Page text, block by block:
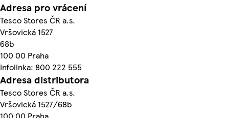
Adresa pro vrácení
Tesco Stores ČR a.s.
Vršovická 1527
68b
100 00 Praha
Infolinka: 800 222 555
Adresa distributora
Tesco Stores ČR a.s.
Vršovická 1527/68b